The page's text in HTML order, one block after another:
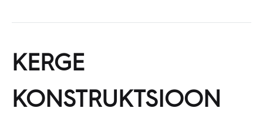
KERGE
KONSTRUKTSIOON